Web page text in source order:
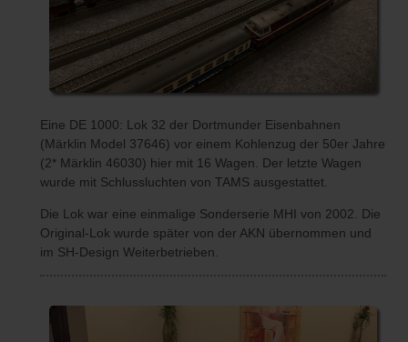
Eine DE 1000: Lok 32 der Dortmunder Eisenbahnen
(Märklin Model 37646) vor einem Kohlenzug der 50er Jahre
(2* Märklin 46030) hier mit 16 Wagen. Der letzte Wagen
wurde mit Schlussluchten von TAMS ausgestattet.
Die Lok war eine einmalige Sonderserie MHI von 2002. Die
Original-Lok wurde später von der AKN übernommen und
im SH-Design Weiterbetrieben.